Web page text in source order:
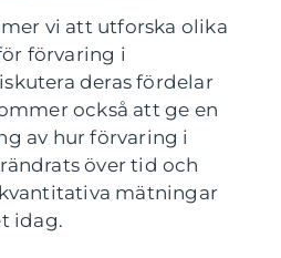
vi att utforska olika
förvaring i
deras fördelar
också att ge en
av hur förvaring i
över tid och
mätningar
idag.